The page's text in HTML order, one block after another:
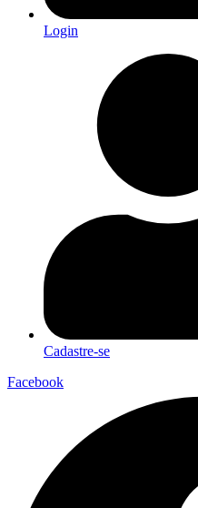
Login
Cadastre-se
Facebook